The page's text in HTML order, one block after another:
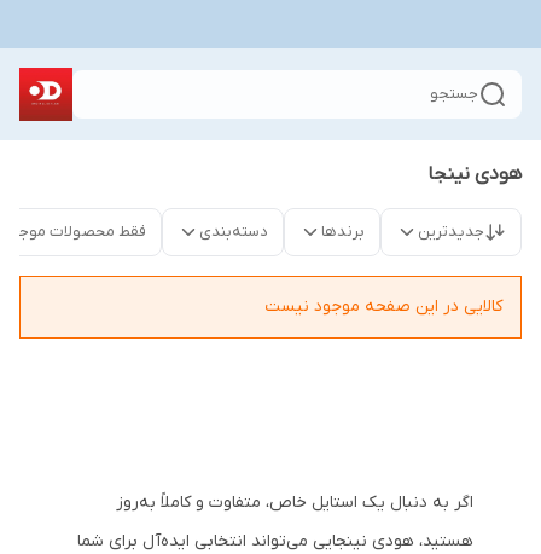
جستجو
هودی نینجا
جدیدترین برندها دسته‌بندی فقط محصولات موجود
کالایی در این صفحه موجود نیست
اگر به دنبال یک استایل خاص، متفاوت و کاملاً به‌روز
هستید، هودی نینجایی می‌تواند انتخابی ایده‌آل برای شما